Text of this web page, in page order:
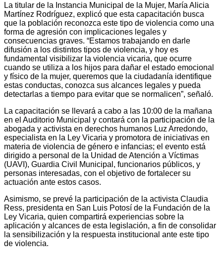
La titular de la Instancia Municipal de la Mujer, María Alicia
Martínez Rodríguez, explicó que esta capacitación busca
que la población reconozca este tipo de violencia como una
forma de agresión con implicaciones legales y
consecuencias graves. “Estamos trabajando en darle
difusión a los distintos tipos de violencia, y hoy es
fundamental visibilizar la violencia vicaria, que ocurre
cuando se utiliza a los hijos para dañar el estado emocional
y físico de la mujer, queremos que la ciudadanía identifique
estas conductas, conozca sus alcances legales y pueda
detectarlas a tiempo para evitar que se normalicen”, señaló.
La capacitación se llevará a cabo a las 10:00 de la mañana
en el Auditorio Municipal y contará con la participación de la
abogada y activista en derechos humanos Luz Arredondo,
especialista en la Ley Vicaria y promotora de iniciativas en
materia de violencia de género e infancias; el evento está
dirigido a personal de la Unidad de Atención a Víctimas
(UAVI), Guardia Civil Municipal, funcionarios públicos, y
personas interesadas, con el objetivo de fortalecer su
actuación ante estos casos.
Asimismo, se prevé la participación de la activista Claudia
Ress, presidenta en San Luis Potosí de la Fundación de la
Ley Vicaria, quien compartirá experiencias sobre la
aplicación y alcances de esta legislación, a fin de consolidar
la sensibilización y la respuesta institucional ante este tipo
de violencia.